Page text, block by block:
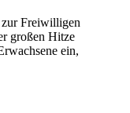
zur Freiwilligen
großen Hitze
ein,